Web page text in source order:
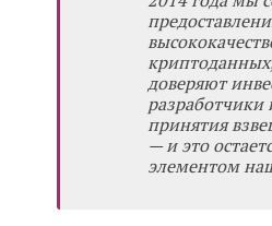
доверяют
разработчики
принятия
— и это
элементом